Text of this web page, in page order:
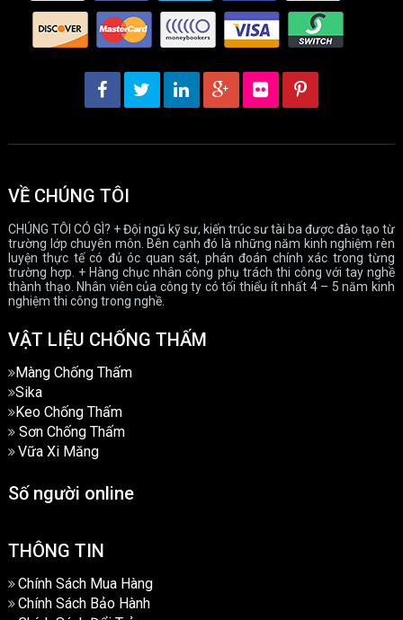
VỀ CHÚNG TÔI
CHÚNG TÔI CÓ GÌ? + Đội ngũ kỹ sư, kiến trúc sư tài ba được đào tạo từ
trường lớp chuyên môn. Bên cạnh đó là những năm kinh nghiệm rèn
luyện thực tế có đủ óc quan sát, phán đoán chính xác trong từng
trường hợp. + Hàng chục nhân công phụ trách thi công với tay nghề
thành thạo. Nhân viên của công ty có tối thiểu ít nhất 4 – 5 năm kinh
nghiệm thi công trong nghề.
VẬT LIỆU CHỐNG THẤM
Màng Chống Thấm
Sika
Keo Chống Thấm
Sơn Chống Thấm
Vữa Xi Măng
Số người online
THÔNG TIN
Chính Sách Mua Hàng
Chính Sách Bảo Hành